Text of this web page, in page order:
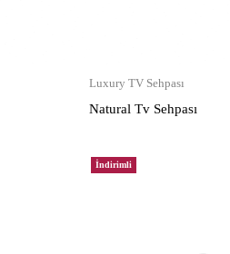
Luxury TV Sehpası
Natural Tv Sehpası
İndirimli